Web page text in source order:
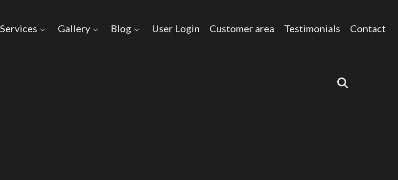
Services Gallery Blog User Login Customer area Testimonials Contact